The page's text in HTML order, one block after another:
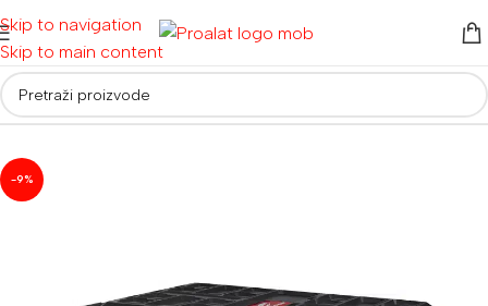
Skip to navigation
Skip to main content
Početna/ Alati za vrt i dom
-9%